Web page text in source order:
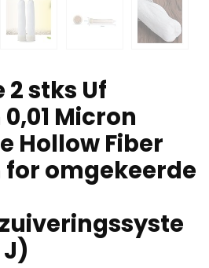
2 stks Uf
Micron
Hollow Fiber
omgekeerde